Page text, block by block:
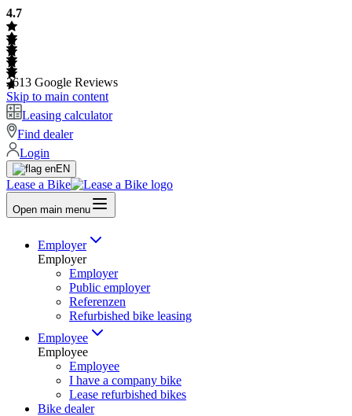
4.7
2613 Google Reviews
Skip to main content
Leasing calculator
Find dealer
Login
EN
Lease a Bike
Open main menu
Employer
Employer
Employer
Public employer
Referenzen
Refurbished bike leasing
Employee
Employee
Employee
I have a company bike
Lease refurbished bikes
Bike dealer